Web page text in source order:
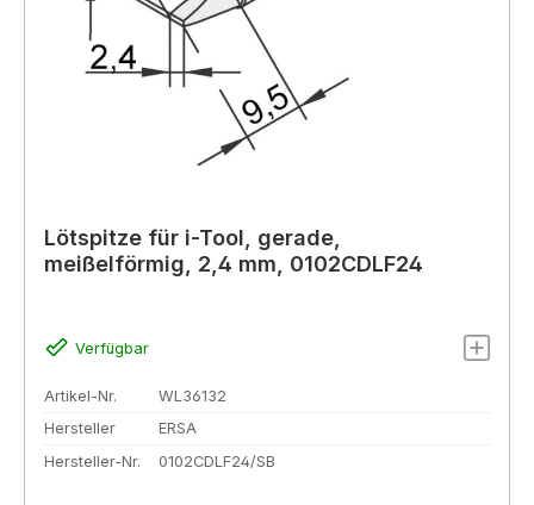
Lötspitze für i-Tool, gerade,
meißelförmig, 2,4 mm, 0102CDLF24
Verfügbar
Artikel-Nr.
WL36132
Hersteller
ERSA
Hersteller-Nr.
0102CDLF24/SB